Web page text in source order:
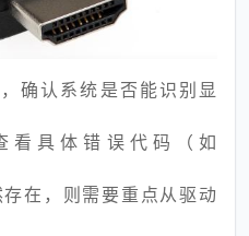
确认系统是否能识别显
看具体错误代码（如
在，则需要重点从驱动